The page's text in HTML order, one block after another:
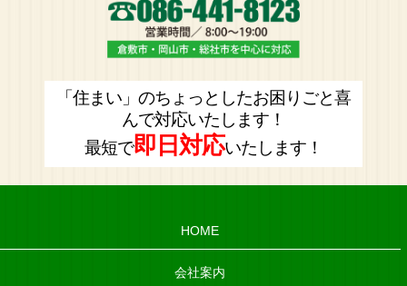
「住まい」のちょっとしたお困りごと喜
んで対応いたします！
最短で即日対応いたします！
HOME
会社案内